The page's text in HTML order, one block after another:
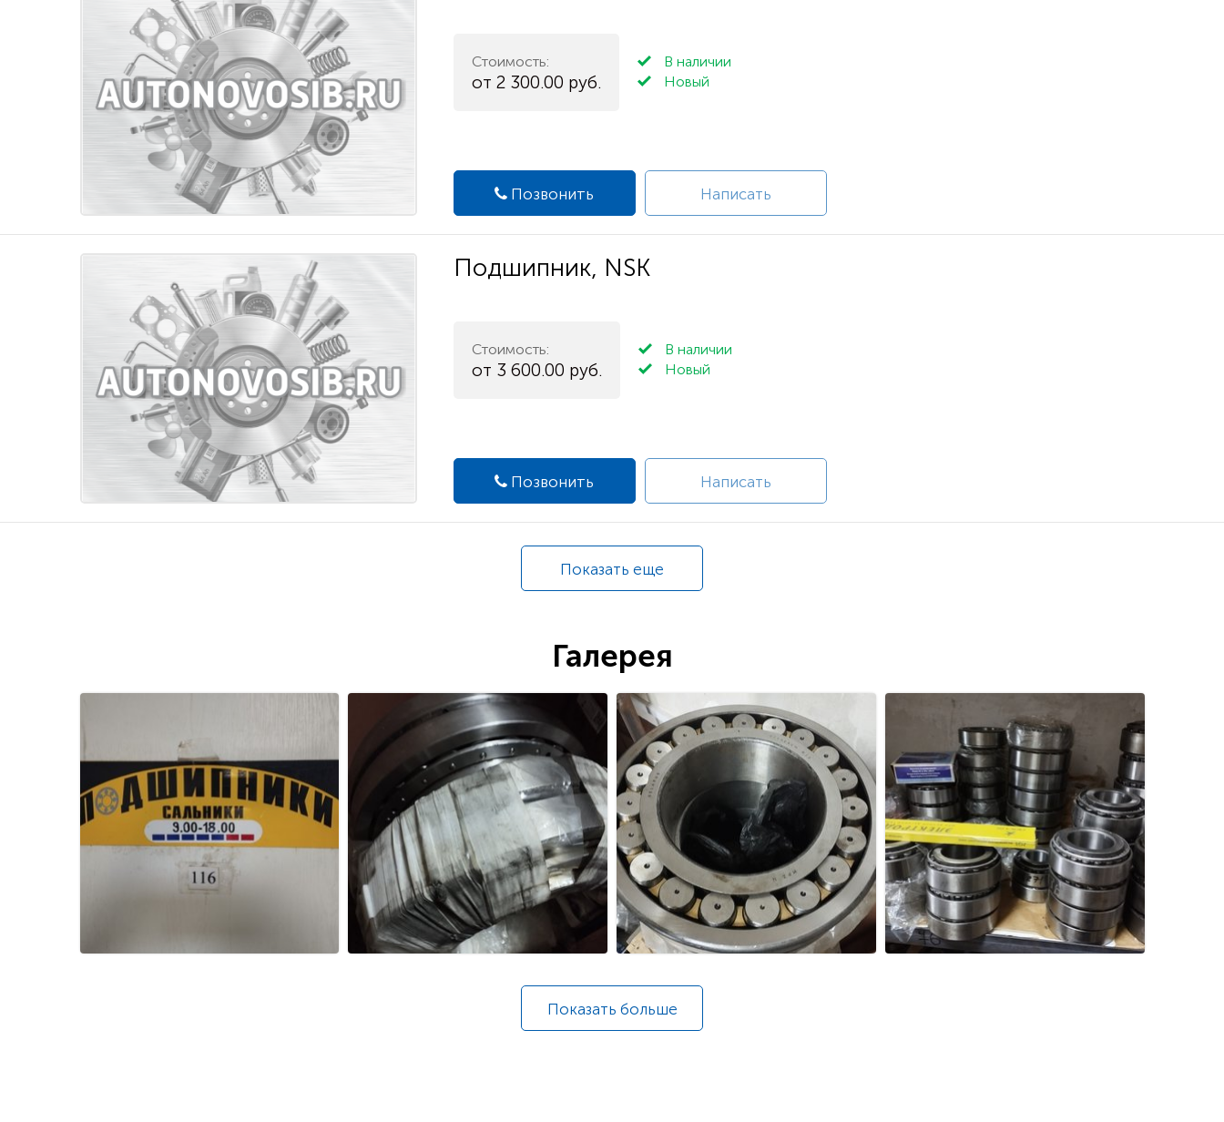
Стоимость:
от 2 300.00 руб.
В наличии
Новый
Позвонить Написать
Подшипник, NSK
Стоимость:
от 3 600.00 руб.
В наличии
Новый
Позвонить Написать
Показать еще
Галерея
Показать больше